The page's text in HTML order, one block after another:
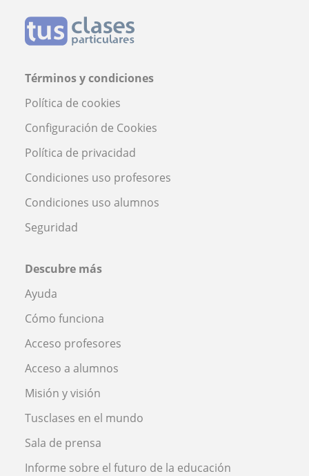
Términos y condiciones
Política de cookies
Configuración de Cookies
Política de privacidad
Condiciones uso profesores
Condiciones uso alumnos
Seguridad
Descubre más
Ayuda
Cómo funciona
Acceso profesores
Acceso a alumnos
Misión y visión
Tusclases en el mundo
Sala de prensa
Informe sobre el futuro de la educación